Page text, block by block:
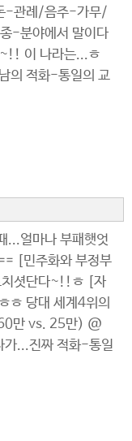
-관례/음주-가무/
-분야에서 말이다
이 나라는...ㅎ
의 적화-통일의 교
...얼마나 부패햇엇
[민주화와 부정부
셧단다~!!ㅎ [자
ㅎ 당대 세계4위의
만 vs. 25만) @
가...진짜 적화-통일